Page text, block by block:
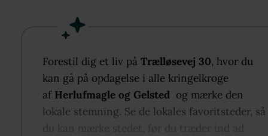
rummeligt badeværelse og et disponibelt rum nær
rummeligt repos, som kan indrettes med
Dertil kommer en rummelig garage, og I bor i et
imødekommende lokalmiljø tæt på både natur og
hverdagens nødvendigheder.
Forestil dig et liv påTrælløsevej 30, hvor du
kan gå på opdagelse i alle kringelkroge
af Herlufmagle og Gelsted og mærke den
lokale stemning. Se de lokales favoritsteder, så
du kan mærke stedet, før du træder ind ad